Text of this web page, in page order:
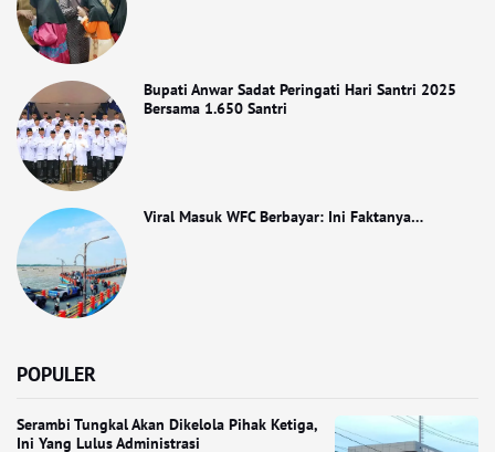
Bupati Anwar Sadat Peringati Hari Santri 2025
Bersama 1.650 Santri
Viral Masuk WFC Berbayar: Ini Faktanya…
POPULER
Serambi Tungkal Akan Dikelola Pihak Ketiga,
Ini Yang Lulus Administrasi